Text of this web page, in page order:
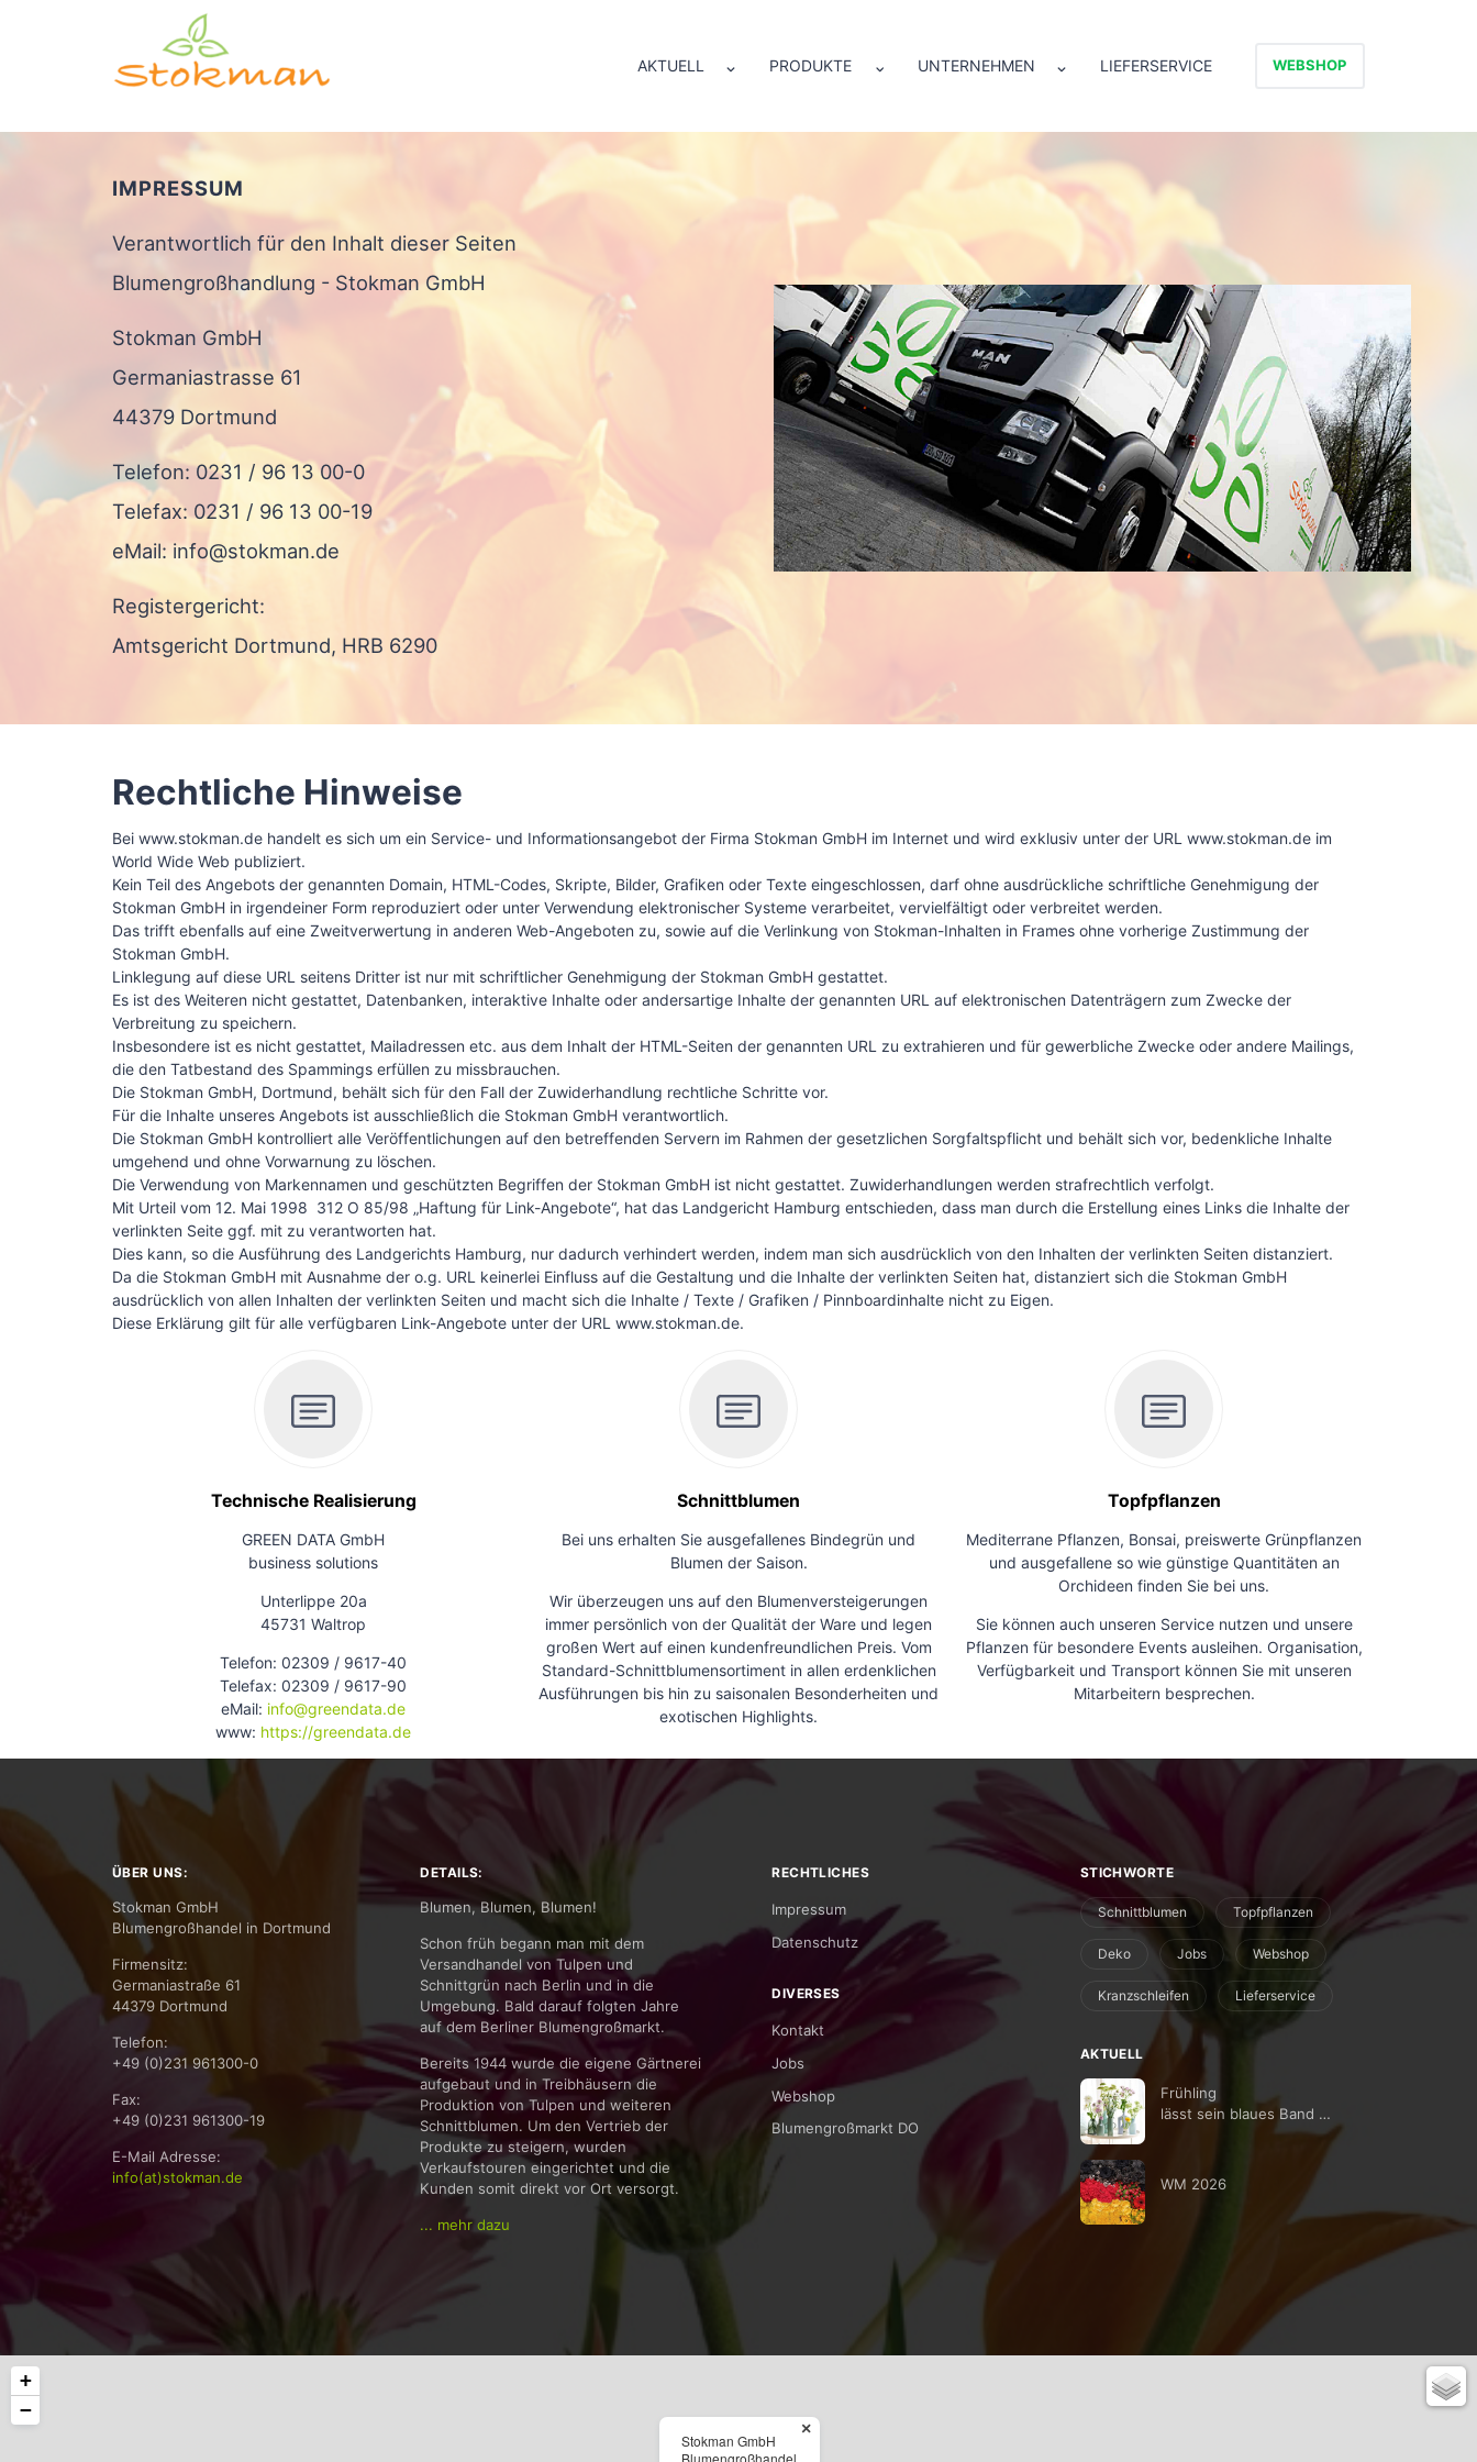
AKTUELL PRODUKTE UNTERNEHMEN LIEFERSERVICE WEBSHOP
IMPRESSUM
Verantwortlich für den Inhalt dieser Seiten
Blumengroßhandlung - Stokman GmbH
Stokman GmbH
Germaniastrasse 61
44379 Dortmund
Telefon: 0231 / 96 13 00-0
Telefax: 0231 / 96 13 00-19
eMail: info@stokman.de
Registergericht:
Amtsgericht Dortmund, HRB 6290
Rechtliche Hinweise
Bei www.stokman.de handelt es sich um ein Service- und Informationsangebot der Firma Stokman GmbH im Internet und wird exklusiv unter der URL www.stokman.de im
World Wide Web publiziert.
Kein Teil des Angebots der genannten Domain, HTML-Codes, Skripte, Bilder, Grafiken oder Texte eingeschlossen, darf ohne ausdrückliche schriftliche Genehmigung der
Stokman GmbH in irgendeiner Form reproduziert oder unter Verwendung elektronischer Systeme verarbeitet, vervielfältigt oder verbreitet werden.
Das trifft ebenfalls auf eine Zweitverwertung in anderen Web-Angeboten zu, sowie auf die Verlinkung von Stokman-Inhalten in Frames ohne vorherige Zustimmung der
Stokman GmbH.
Linklegung auf diese URL seitens Dritter ist nur mit schriftlicher Genehmigung der Stokman GmbH gestattet.
Es ist des Weiteren nicht gestattet, Datenbanken, interaktive Inhalte oder andersartige Inhalte der genannten URL auf elektronischen Datenträgern zum Zwecke der
Verbreitung zu speichern.
Insbesondere ist es nicht gestattet, Mailadressen etc. aus dem Inhalt der HTML-Seiten der genannten URL zu extrahieren und für gewerbliche Zwecke oder andere Mailings,
die den Tatbestand des Spammings erfüllen zu missbrauchen.
Die Stokman GmbH, Dortmund, behält sich für den Fall der Zuwiderhandlung rechtliche Schritte vor.
Für die Inhalte unseres Angebots ist ausschließlich die Stokman GmbH verantwortlich.
Die Stokman GmbH kontrolliert alle Veröffentlichungen auf den betreffenden Servern im Rahmen der gesetzlichen Sorgfaltspflicht und behält sich vor, bedenkliche Inhalte
umgehend und ohne Vorwarnung zu löschen.
Die Verwendung von Markennamen und geschützten Begriffen der Stokman GmbH ist nicht gestattet. Zuwiderhandlungen werden strafrechtlich verfolgt.
Mit Urteil vom 12. Mai 1998 ­ 312 O 85/98 „Haftung für Link-Angebote“, hat das Landgericht Hamburg entschieden, dass man durch die Erstellung eines Links die Inhalte der
verlinkten Seite ggf. mit zu verantworten hat.
Dies kann, so die Ausführung des Landgerichts Hamburg, nur dadurch verhindert werden, indem man sich ausdrücklich von den Inhalten der verlinkten Seiten distanziert.
Da die Stokman GmbH mit Ausnahme der o.g. URL keinerlei Einfluss auf die Gestaltung und die Inhalte der verlinkten Seiten hat, distanziert sich die Stokman GmbH
ausdrücklich von allen Inhalten der verlinkten Seiten und macht sich die Inhalte / Texte / Grafiken / Pinnboardinhalte nicht zu Eigen.
Diese Erklärung gilt für alle verfügbaren Link-Angebote unter der URL www.stokman.de.
Technische Realisierung
GREEN DATA GmbH
business solutions
Unterlippe 20a
45731 Waltrop
Telefon: 02309 / 9617-40
Telefax: 02309 / 9617-90
eMail: info@greendata.de
www: https://greendata.de
Schnittblumen
Bei uns erhalten Sie ausgefallenes Bindegrün und
Blumen der Saison.
Wir überzeugen uns auf den Blumenversteigerungen
immer persönlich von der Qualität der Ware und legen
großen Wert auf einen kundenfreundlichen Preis. Vom
Standard-Schnittblumensortiment in allen erdenklichen
Ausführungen bis hin zu saisonalen Besonderheiten und
exotischen Highlights.
Topfpflanzen
Mediterrane Pflanzen, Bonsai, preiswerte Grünpflanzen
und ausgefallene so wie günstige Quantitäten an
Orchideen finden Sie bei uns.
Sie können auch unseren Service nutzen und unsere
Pflanzen für besondere Events ausleihen. Organisation,
Verfügbarkeit und Transport können Sie mit unseren
Mitarbeitern besprechen.
ÜBER UNS:
Stokman GmbH
Blumengroßhandel in Dortmund
Firmensitz:
Germaniastraße 61
44379 Dortmund
Telefon:
+49 (0)231 961300-0
Fax:
+49 (0)231 961300-19
E-Mail Adresse:
info(at)stokman.de
DETAILS:
Blumen, Blumen, Blumen!
Schon früh begann man mit dem
Versandhandel von Tulpen und
Schnittgrün nach Berlin und in die
Umgebung. Bald darauf folgten Jahre
auf dem Berliner Blumengroßmarkt.
Bereits 1944 wurde die eigene Gärtnerei
aufgebaut und in Treibhäusern die
Produktion von Tulpen und weiteren
Schnittblumen. Um den Vertrieb der
Produkte zu steigern, wurden
Verkaufstouren eingerichtet und die
Kunden somit direkt vor Ort versorgt.
... mehr dazu
RECHTLICHES
Impressum
Datenschutz
DIVERSES
Kontakt
Jobs
Webshop
Blumengroßmarkt DO
STICHWORTE
Schnittblumen Topfpflanzen
Deko Jobs Webshop
Kranzschleifen Lieferservice
AKTUELL
Frühling
lässt sein blaues Band …
WM 2026
Stokman GmbH
×
+
−